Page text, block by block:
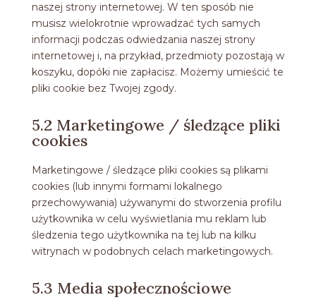
naszej strony internetowej. W ten sposób nie
musisz wielokrotnie wprowadzać tych samych
informacji podczas odwiedzania naszej strony
internetowej i, na przykład, przedmioty pozostają w
koszyku, dopóki nie zapłacisz. Możemy umieścić te
pliki cookie bez Twojej zgody.
5.2 Marketingowe / śledzące pliki
cookies
Marketingowe / śledzące pliki cookies są plikami
cookies (lub innymi formami lokalnego
przechowywania) używanymi do stworzenia profilu
użytkownika w celu wyświetlania mu reklam lub
śledzenia tego użytkownika na tej lub na kilku
witrynach w podobnych celach marketingowych.
5.3 Media społecznościowe